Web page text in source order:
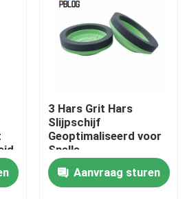
3 Hars Grit Hars
Slijpschijf
Geoptimaliseerd voor
Snelle
Materiaalverwijdering
en Gladde
Oppervlakteafwerking
Aanvraag sturen